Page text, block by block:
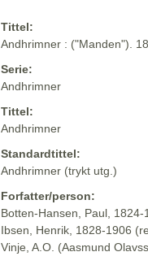
Tittel:
Andhrimner : ("Manden").
Serie:
Andhrimner
Tittel:
Andhrimner
Standardtittel:
Andhrimner (trykt utg.)
Forfatter/person:
Botten-Hansen, Paul,
Ibsen, Henrik, 1828-1906
Vinje, A.O. (Aasmund